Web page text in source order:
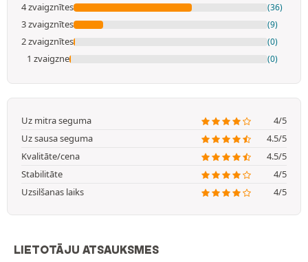
4 zvaigznītes (36)
3 zvaigznītes (9)
2 zvaigznītes (0)
1 zvaigzne (0)
Uz mitra seguma
4/5
Uz sausa seguma
4.5/5
Kvalitāte/cena
4.5/5
Stabilitāte
4/5
Uzsilšanas laiks
4/5
LIETOTĀJU ATSAUKSMES